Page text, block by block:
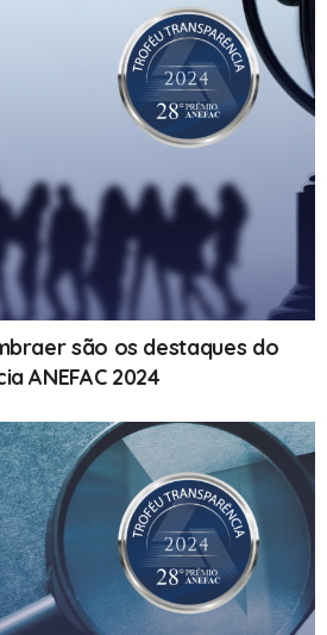
são os destaques do
ANEFAC 2024